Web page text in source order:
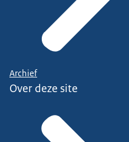
Archief
Over deze site